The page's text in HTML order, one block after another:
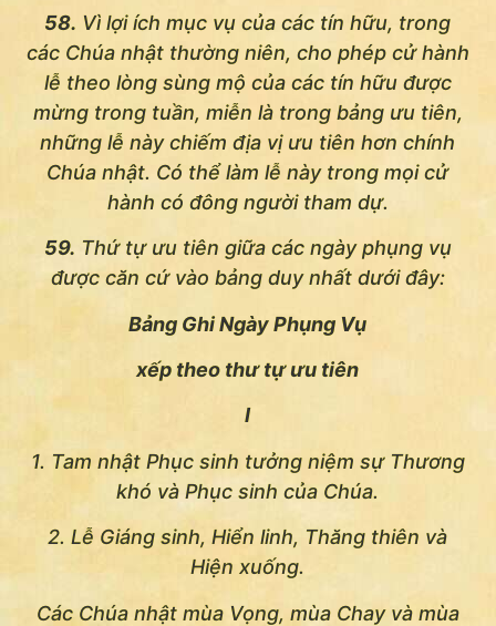
58. Vì lợi ích mục vụ của các tín hữu, trong
các Chúa nhật thường niên, cho phép cử hành
lễ theo lòng sùng mộ của các tín hữu được
mừng trong tuần, miễn là trong bảng ưu tiên,
những lễ này chiếm địa vị ưu tiên hơn chính
Chúa nhật. Có thể làm lễ này trong mọi cử
hành có đông người tham dự.
59. Thứ tự ưu tiên giữa các ngày phụng vụ
được căn cứ vào bảng duy nhất dưới đây:
Bảng Ghi Ngày Phụng Vụ
xếp theo thư tự ưu tiên
I
1. Tam nhật Phục sinh tưởng niệm sự Thương
khó và Phục sinh của Chúa.
2. Lễ Giáng sinh, Hiển linh, Thăng thiên và
Hiện xuống.
Các Chúa nhật mùa Vọng, mùa Chay và mùa